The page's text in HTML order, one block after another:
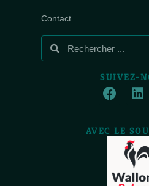
Contact
SUIVEZ-
AVEC LE